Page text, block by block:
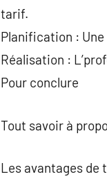
tarif.
Planification :
Réalisation :
Pour conclure
Tout savoir à
Les avantages de